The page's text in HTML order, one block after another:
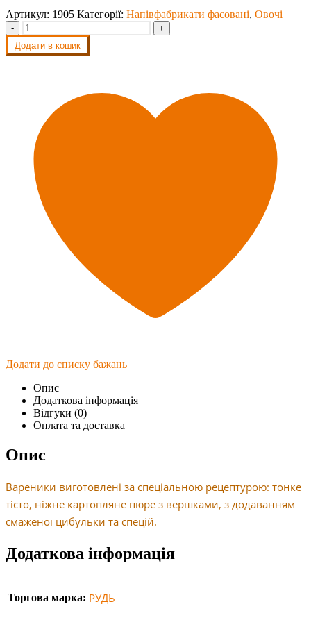
Артикул: 1905 Категорії: Напівфабрикати фасовані, Овочі
-
+
Додати в кошик
Додати до списку бажань
Опис
Додаткова інформація
Відгуки (0)
Оплата та доставка
Опис
Вареники виготовлені за спеціальною рецептурою: тонке
тісто, ніжне картопляне пюре з вершками, з додаванням
смаженої цибульки та спецій.
Додаткова інформація
Торгова марка: РУДЬ